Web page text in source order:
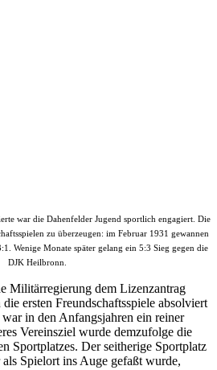
war die Dahenfelder Jugend sportlich engagiert. Die
zu überzeugen: im Februar 1931 gewannen
Wenige Monate später gelang ein 5:3 Sieg gegen die
DJK Heilbronn.
Militärregierung dem Lizenzantrag
ersten Freundschaftsspiele absolviert
in den Anfangsjahren ein reiner
Vereinsziel wurde demzufolge die
Sportplatzes. Der seitherige Sportplatz
Spielort ins Auge gefaßt wurde,